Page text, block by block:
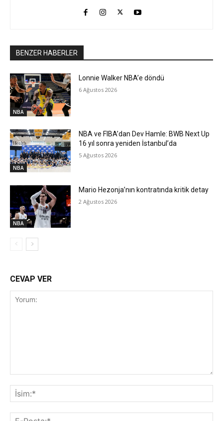
BENZER HABERLER
NBA
Lonnie Walker NBA’e döndü
6 Ağustos 2026
NBA
NBA ve FIBA’dan Dev Hamle: BWB Next Up
16 yıl sonra yeniden İstanbul’da
5 Ağustos 2026
NBA
Mario Hezonja’nın kontratında kritik detay
2 Ağustos 2026
CEVAP VER